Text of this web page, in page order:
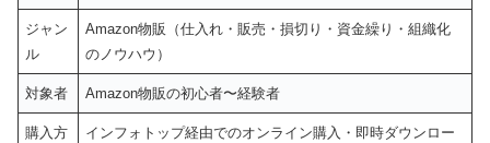
ジャン
ル
Amazon物販（仕入れ・販売・損切り・資金繰り・組織化
のノウハウ）
対象者 Amazon物販の初心者〜経験者
購入方
インフォトップ経由でのオンライン購入・即時ダウンロー